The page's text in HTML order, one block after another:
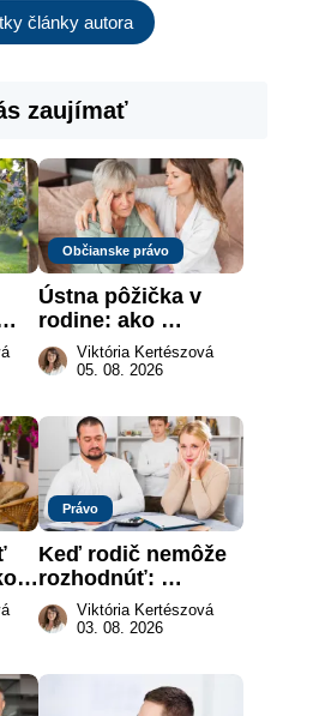
články autora
zaujímať
Občianske právo
Ústna pôžička v
rodine: ako
vymôcť peniaze,
keď na papieri nie
Viktória Kertészová
05. 08. 2026
Právo
Keď rodič nemôže
rozhodnúť:
nahradenie prejavu
vôle súdom v
Viktória Kertészová
03. 08. 2026